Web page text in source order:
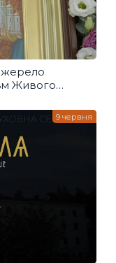
Живого
9 червня